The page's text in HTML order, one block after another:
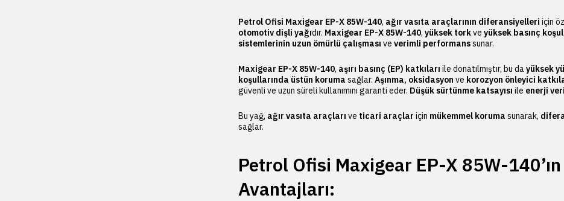
Petrol Ofisi Maxigear EP-X 85W-140, ağır vasıta araçlarının diferansiyelleri için
otomotiv dişli yağıdır. Maxigear EP-X 85W-140, yüksek torkve yüksek basınç
sistemlerinin uzun ömürlü çalışması ve verimli performanssunar.
Maxigear EP-X 85W-140, aşırı basınç (EP) katkıları ile donatılmıştır, bu dayüksek
koşullarında üstün koruma sağlar. Aşınma, oksidasyon ve korozyon önleyici
güvenli ve uzun süreli kullanımını garanti eder. Düşük sürtünme katsayısı ile enerji
Bu yağ, ağır vasıta araçları ve ticari araçlar için mükemmel koruma sunarak,
sağlar.
Petrol Ofisi Maxigear EP-X 85W-140’ın
Avantajları: